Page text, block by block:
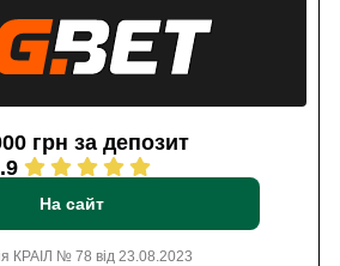
грн за депозит
На сайт
КРАІЛ № 78 від 23.08.2023